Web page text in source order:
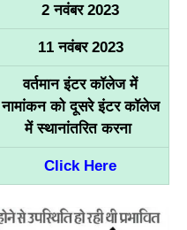
2 नवंबर 2023
11 नवंबर 2023
वर्तमान इंटर कॉलेज में
नामांकन को दूसरे इंटर कॉलेज
में स्थानांतरित करना
Click Here